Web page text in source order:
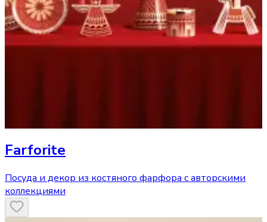
Farforite
Посуда и декор из костяного фарфора с авторскими
коллекциями